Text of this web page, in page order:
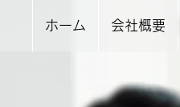
ホーム 会社概要